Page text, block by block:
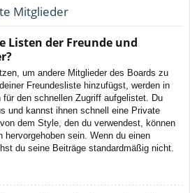
Mitglieder
Listen der Freunde und
um andere Mitglieder des Boards zu
Freundesliste hinzufügst, werden in
den schnellen Zugriff aufgelistet. Du
und kannst ihnen schnell eine Private
dem Style, den du verwendest, können
hervorgehoben sein. Wenn du einen
du seine Beiträge standardmäßig nicht.